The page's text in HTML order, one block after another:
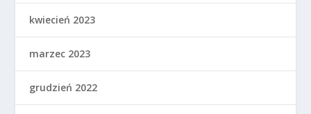
kwiecień 2023
marzec 2023
grudzień 2022